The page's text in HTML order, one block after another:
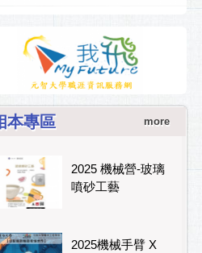
本專區 more
2025 機械營-玻璃
噴砂工藝
2025機械手臂 X